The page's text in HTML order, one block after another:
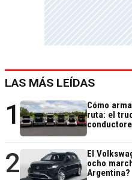
LAS MÁS LEÍDAS
1
Cómo
ruta: el
2
El
ocho
Argentina?